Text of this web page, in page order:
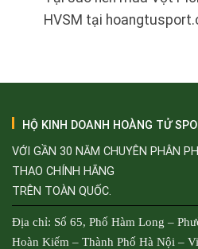
HVSM tại
HỘ KINH DOANH HOÀNG TỬ
VỚI GẦN 30 NĂM CHUYÊN PHÂN
THAO CHÍNH HÃNG
TRÊN TOÀN QUỐC.
Địa chỉ: Số 65, Phố Hàm Long –
Hoàn Kiếm – Thành Phố Hà Nội –